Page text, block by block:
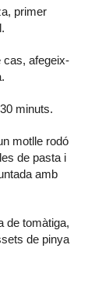
primer
cas, afegeix-
minuts.
motlle rodó
de pasta i
amb
de tomàtiga,
de pinya